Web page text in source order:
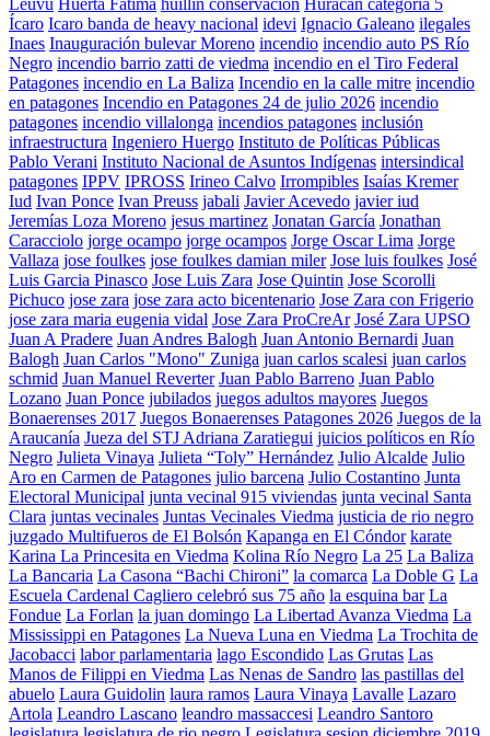
Leuvú Huerta Fatima huillín conservación Huracan categoria 5
Ícaro Icaro banda de heavy nacional idevi Ignacio Galeano ilegales
Inaes Inauguración bulevar Moreno incendio incendio auto PS Río
Negro incendio barrio zatti de viedma incendio en el Tiro Federal
Patagones incendio en La Baliza Incendio en la calle mitre incendio
en patagones Incendio en Patagones 24 de julio 2026 incendio
patagones incendio villalonga incendios patagones inclusión
infraestructura Ingeniero Huergo Instituto de Políticas Públicas
Pablo Verani Instituto Nacional de Asuntos Indígenas intersindical
patagones IPPV IPROSS Irineo Calvo Irrompibles Isaías Kremer
Iud Ivan Ponce Ivan Preuss jabali Javier Acevedo javier iud
Jeremías Loza Moreno jesus martinez Jonatan García Jonathan
Caracciolo jorge ocampo jorge ocampos Jorge Oscar Lima Jorge
Vallaza jose foulkes jose foulkes damian miler Jose luis foulkes José
Luis Garcia Pinasco Jose Luis Zara Jose Quintin Jose Scorolli
Pichuco jose zara jose zara acto bicentenario Jose Zara con Frigerio
jose zara maria eugenia vidal Jose Zara ProCreAr José Zara UPSO
Juan A Pradere Juan Andres Balogh Juan Antonio Bernardi Juan
Balogh Juan Carlos "Mono" Zuniga juan carlos scalesi juan carlos
schmid Juan Manuel Reverter Juan Pablo Barreno Juan Pablo
Lozano Juan Ponce jubilados juegos adultos mayores Juegos
Bonaerenses 2017 Juegos Bonaerenses Patagones 2026 Juegos de la
Araucanía Jueza del STJ Adriana Zaratiegui juicios políticos en Río
Negro Julieta Vinaya Julieta “Toly” Hernández Julio Alcalde Julio
Aro en Carmen de Patagones julio barcena Julio Costantino Junta
Electoral Municipal junta vecinal 915 viviendas junta vecinal Santa
Clara juntas vecinales Juntas Vecinales Viedma justicia de rio negro
juzgado Multifueros de El Bolsón Kapanga en El Cóndor karate
Karina La Princesita en Viedma Kolina Río Negro La 25 La Baliza
La Bancaria La Casona “Bachi Chironi” la comarca La Doble G La
Escuela Cardenal Cagliero celebró sus 75 año la esquina bar La
Fondue La Forlan la juan domingo La Libertad Avanza Viedma La
Mississippi en Patagones La Nueva Luna en Viedma La Trochita de
Jacobacci labor parlamentaria lago Escondido Las Grutas Las
Manos de Filippi en Viedma Las Nenas de Sandro las pastillas del
abuelo Laura Guidolin laura ramos Laura Vinaya Lavalle Lazaro
Artola Leandro Lascano leandro massaccesi Leandro Santoro